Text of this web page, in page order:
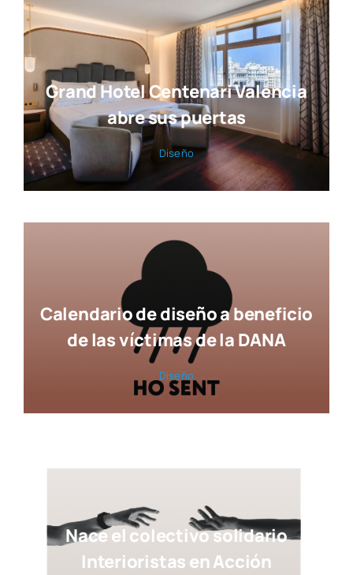
Grand Hotel Centenari Valencia
abre sus puertas
Dise­ño
Calendario de diseño a beneficio
de las víctimas de la DANA
Dise­ño
Nace el colectivo solidario
Interioristas en Acción